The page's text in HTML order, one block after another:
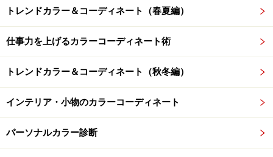
ダリーな青が似合う。
紫……ラベンダー、紫陽花のようなニュアンスのある
紫、赤みのあるプラムなど、似合う紫は多い
サマータイプの方は、似合う色を身につけると、顔色が
白く、すっきり見えます。地味な印象の中間色を身につ
けると、肌の調子を滑らかに整い、輪郭の立体感が引き
立ちます。
トレンドカラー＆コーディネート（春夏編）
仕事力を上げるカラーコーディネート術
トレンドカラー＆コーディネート（秋冬編）
インテリア・小物のカラーコーディネート
パーソナルカラー診断